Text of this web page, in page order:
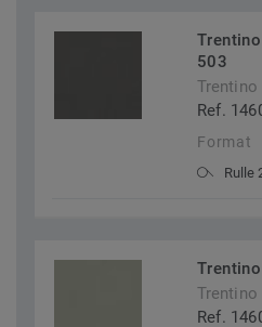
Trentino
503
Trentino
Ref.
Format
Rulle
Trentino
Trentino
Ref.